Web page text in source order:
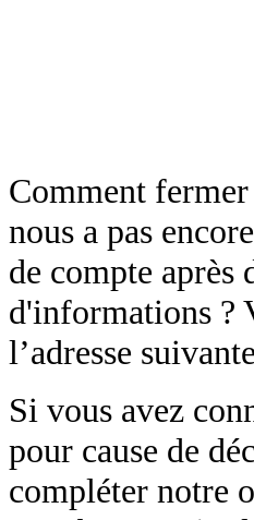
Comment
nous a pas
de compte après
d'informations ?
l’adresse
Si vous avez
pour cause de
compléter notre